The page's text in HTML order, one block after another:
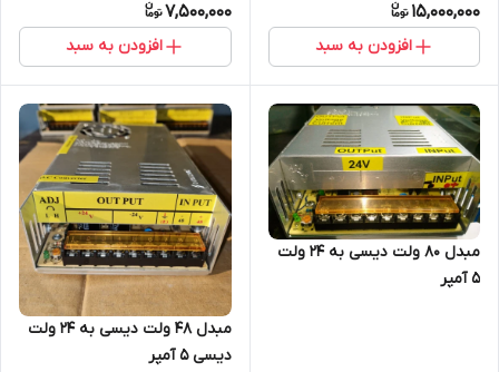
15,000,000
افزودن به سبد
7,500,000
افزودن به سبد
مبدل ۸۰ ولت دیسی به ۲۴ ولت
5 آمپر
مبدل ۴۸ ولت دیسی به ۲۴ ولت
دیسی ۵ آمپر